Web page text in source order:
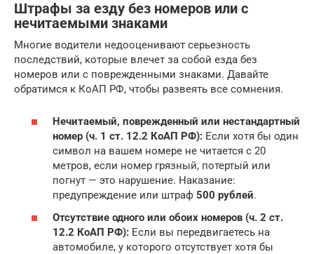
Штрафы за езду без номеров или с
нечитаемыми знаками
Многие водители недооценивают серьезность
последствий, которые влечет за собой езда без
номеров или с поврежденными знаками. Давайте
обратимся к КоАП РФ, чтобы развеять все сомнения.
Нечитаемый, поврежденный или нестандартный
номер (ч. 1 ст. 12.2 КоАП РФ): Если хотя бы один
символ на вашем номере не читается с 20
метров, если номер грязный, потертый или
погнут — это нарушение. Наказание:
предупреждение или штраф 500 рублей.
Отсутствие одного или обоих номеров (ч. 2 ст.
12.2 КоАП РФ): Если вы передвигаетесь на
автомобиле, у которого отсутствует хотя бы